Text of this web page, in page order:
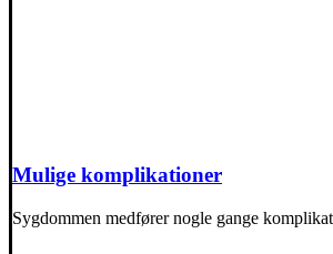
Mulige komplikationer
Sygdommen medfører nogle gange